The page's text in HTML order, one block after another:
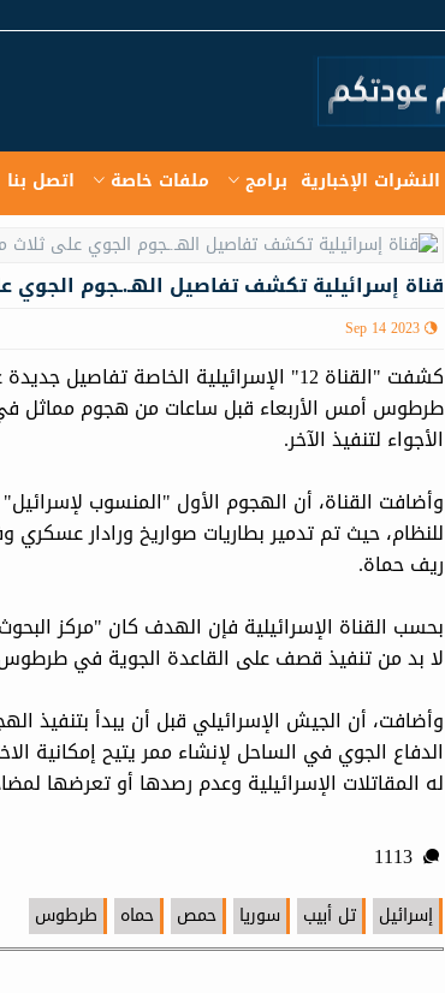
النشرات الإخبارية برامج ملفات خاصة اتصل بنا
قناة إسرائيلية تكشف تفاصيل الهـ.ـجوم
Sep 14 2023
كشفت "القناة 12" الإسرائيلية الخاصة
طرطوس أمس الأربعاء قبل ساعات من هجوم مماثل
الأجواء لتنفيذ الآخر.
وأضافت القناة، أن الهجوم الأول "المنسوب
للنظام، حيث تم تدمير بطاريات صواريخ ورادار
ريف حماة.
بحسب القناة الإسرائيلية فإن الهدف كان "مركز
لا بد من تنفيذ قصف على القاعدة الجوية في
وأضافت، أن الجيش الإسرائيلي قبل أن يبدأ بتنفيذ
الدفاع الجوي في الساحل لإنشاء ممر يتيح إمكانية
له المقاتلات الإسرائيلية وعدم رصدها أو تعرضها
1113
إسرائيل تل أبيب سوريا حمص حماه طرطوس